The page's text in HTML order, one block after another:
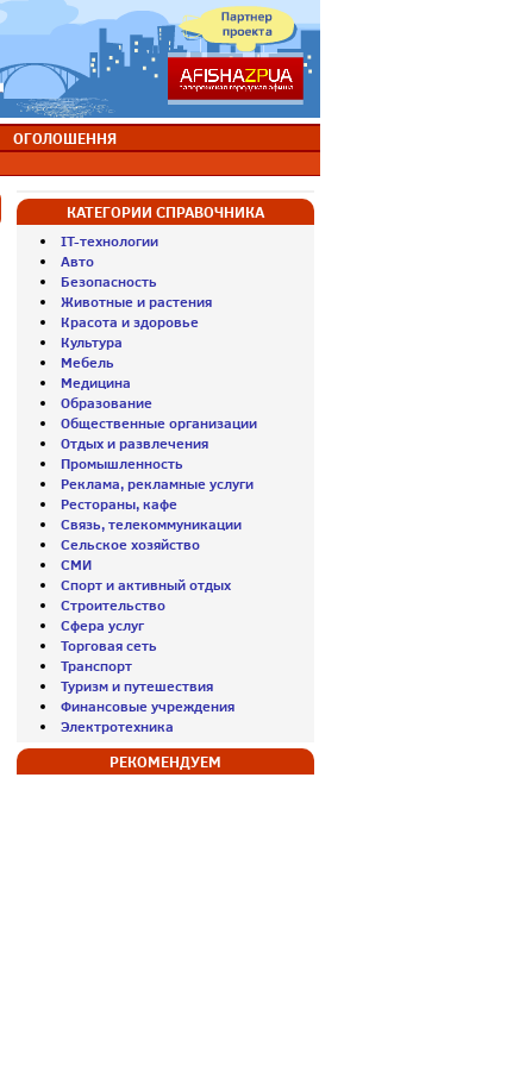
ОГОЛОШЕННЯ
КАТЕГОРИИ СПРАВОЧНИКА
IT-технологии
Авто
Безопасность
Животные и растения
Красота и здоровье
Культура
Мебель
Медицина
Образование
Общественные организации
Отдых и развлечения
Промышленность
Реклама, рекламные услуги
Рестораны, кафе
Связь, телекоммуникации
Сельское хозяйство
СМИ
Спорт и активный отдых
Строительство
Сфера услуг
Торговая сеть
Транспорт
Туризм и путешествия
Финансовые учреждения
Электротехника
РЕКОМЕНДУЕМ